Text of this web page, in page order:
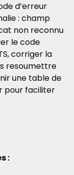
d’erreur
: champ
non reconnu
le code
corriger la
resoumettre
une table de
pour faciliter
: